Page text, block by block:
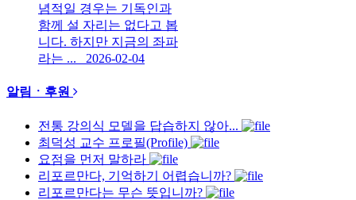
념적일 경우는 기독인과
함께 설 자리는 없다고 봅
니다. 하지만 지금의 좌파
라는 ...
2026-02-04
알림ㆍ후원
전통 강의식 모델을 답습하지 않아...
최덕성 교수 프로필(Profile)
요점을 먼저 말하라
리포르만다, 기억하기 어렵습니까?
리포르만다는 무슨 뜻입니까?